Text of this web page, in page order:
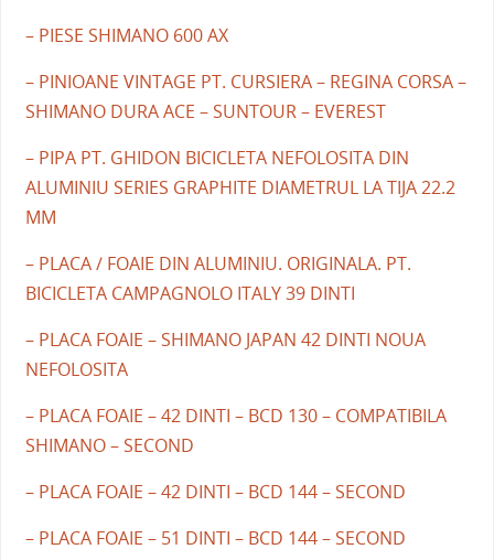
– PIESE SHIMANO 600 AX
– PINIOANE VINTAGE PT. CURSIERA – REGINA CORSA –
SHIMANO DURA ACE – SUNTOUR – EVEREST
– PIPA PT. GHIDON BICICLETA NEFOLOSITA DIN
ALUMINIU SERIES GRAPHITE DIAMETRUL LA TIJA 22.2
MM
– PLACA / FOAIE DIN ALUMINIU. ORIGINALA. PT.
BICICLETA CAMPAGNOLO ITALY 39 DINTI
– PLACA FOAIE – SHIMANO JAPAN 42 DINTI NOUA
NEFOLOSITA
– PLACA FOAIE – 42 DINTI – BCD 130 – COMPATIBILA
SHIMANO – SECOND
– PLACA FOAIE – 42 DINTI – BCD 144 – SECOND
– PLACA FOAIE – 51 DINTI – BCD 144 – SECOND